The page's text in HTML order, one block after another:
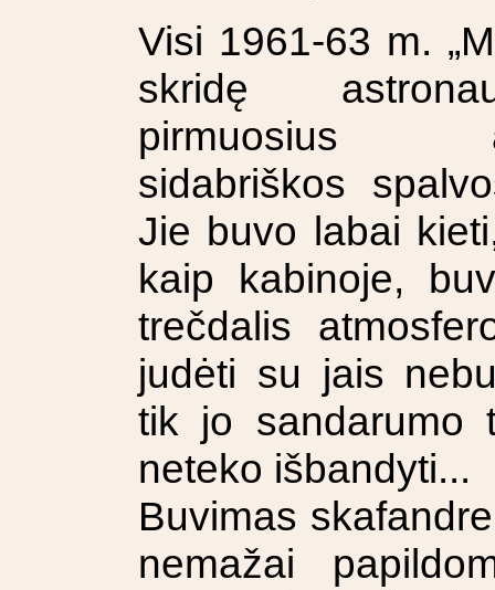
Visi 1961-63 m.
skridę
pirmuosius
sidabriškos
Jie buvo labai
kaip kabinoje,
trečdalis
judėti su jais
tik jo sandarumo
neteko išbandyti...
Buvimas
nemažai